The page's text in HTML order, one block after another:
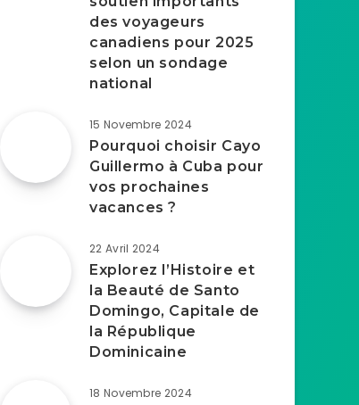
des voyageurs
canadiens pour 2025
selon un sondage
national
15 Novembre 2024
Pourquoi choisir Cayo
Guillermo à Cuba pour
vos prochaines
vacances ?
22 Avril 2024
Explorez l’Histoire et
la Beauté de Santo
Domingo, Capitale de
la République
Dominicaine
18 Novembre 2024